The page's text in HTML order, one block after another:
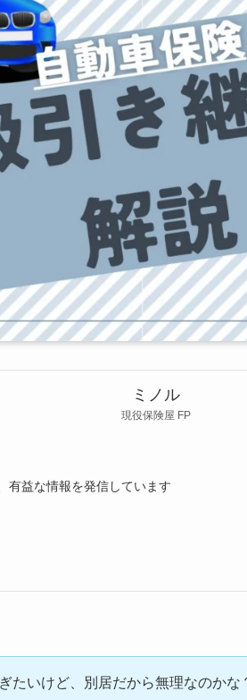
ミノル
現役保険屋 FP
有益な情報を発信しています
たいけど、別居だから無理なのかな